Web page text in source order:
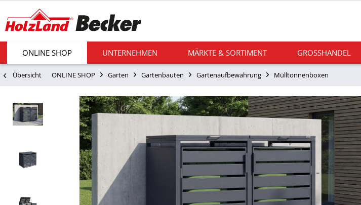
ONLINE SHOP UNTERNEHMEN MÄRKTE & SORTIMENT GROSSHANDEL
Übersicht ONLINE SHOP Garten Gartenbauten Gartenaufbewahrung Mülltonnenboxen